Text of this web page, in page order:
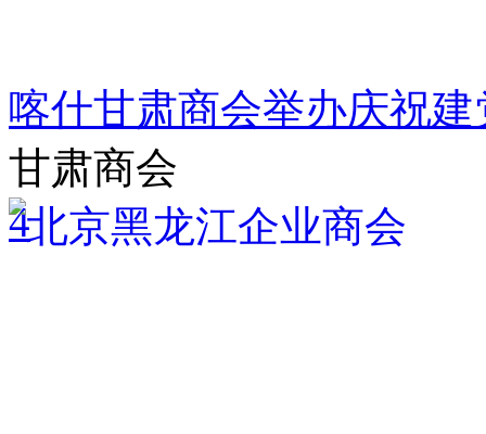
喀什甘肃商会举办庆祝
甘肃商会
4